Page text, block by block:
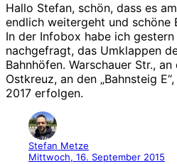
Hallo Stefan, schön, dass es
endlich weitergeht und schöne
In der Infobox habe ich gestern
nachgefragt, das Umklappen
Bahnhöfen. Warschauer Str., an
Ostkreuz, an den „Bahnsteig
2017 erfolgen.
Stefan Metze
Mittwoch, 16. September 2015